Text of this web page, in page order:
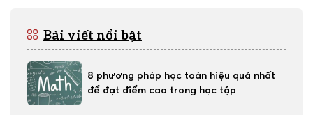
Bài viết nổi bật
8 phương pháp học toán hiệu quả nhất
để đạt điểm cao trong học tập